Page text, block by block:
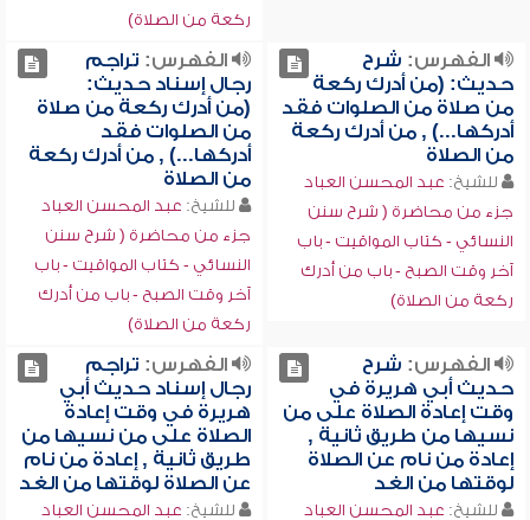
ركعة من الصلاة)
الفهرس: شرح
حديث: (من أدرك ركعة
من صلاة من الصلوات فقد
أدركها...) , من أدرك ركعة
من الصلاة
للشيخ: عبد المحسن العباد
جزء من محاضرة ( شرح سنن
النسائي - كتاب المواقيت - باب
آخر وقت الصبح - باب من أدرك
ركعة من الصلاة)
الفهرس: تراجم
رجال إسناد حديث:
(من أدرك ركعة من صلاة
من الصلوات فقد
أدركها...) , من أدرك ركعة
من الصلاة
للشيخ: عبد المحسن العباد
جزء من محاضرة ( شرح سنن
النسائي - كتاب المواقيت - باب
آخر وقت الصبح - باب من أدرك
ركعة من الصلاة)
الفهرس: شرح
حديث أبي هريرة في
وقت إعادة الصلاة على من
نسيها من طريق ثانية ,
إعادة من نام عن الصلاة
لوقتها من الغد
للشيخ: عبد المحسن العباد
الفهرس: تراجم
رجال إسناد حديث أبي
هريرة في وقت إعادة
الصلاة على من نسيها من
طريق ثانية , إعادة من نام
عن الصلاة لوقتها من الغد
للشيخ: عبد المحسن العباد